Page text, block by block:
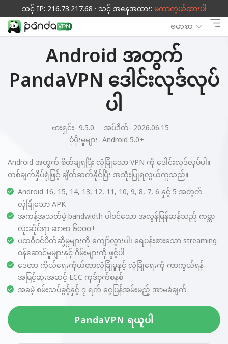
သင့် IP: 216.73.217.68 · သင့် အနေအထား: မကာကွယ်ထားပါ
ဗမာစာ
Android အတွက်
PandaVPN ဒေါင်းလုဒ်လုပ်
ပါ
ဗားရှင်း- 9.5.0
အပ်ဒိတ်- 2026.06.15
ပံ့ပိုးမှုများ- Android 5.0+
Android အတွက် စိတ်ချရပြီး လုံခြုံသော VPN ကို ဒေါင်းလုဒ်လုပ်ပါ။
တစ်ချက်နှိပ်ရုံဖြင့် ချိတ်ဆက်နိုင်ပြီး အသုံးပြုရလွယ်ကူသည်။
Android 16, 15, 14, 13, 12, 11, 10, 9, 8, 7, 6 နှင့် 5 အတွက်
လုံခြုံသော APK
အကန့်အသတ်မဲ့ bandwidth ပါဝင်သော အလွန်မြန်ဆန်သည့် ကမ္ဘာ
လုံးဆိုင်ရာ ဆာဗာ ၆၀၀၀+
ပထဝီဝင်ပိတ်ဆို့မှုများကို ကျော်လွှားပါ၊ ရေပန်းစားသော streaming
ဝန်ဆောင်မှုများနှင့် ဂိမ်းများကို ဖွင့်ပါ
ဒေတာ ကိုယ်ရေးကိုယ်တာလုံခြုံမှုနှင့် လုံခြုံရေးကို ကာကွယ်ရန်
အမြင့်ဆုံးအဆင့် ECC ကုဒ်ဝှက်စနစ်
အခမဲ့ စမ်းသပ်ခွင့်နှင့် ၇ ရက် ငွေပြန်အမ်းမည့် အာမခံချက်
PandaVPN ရယူပါ